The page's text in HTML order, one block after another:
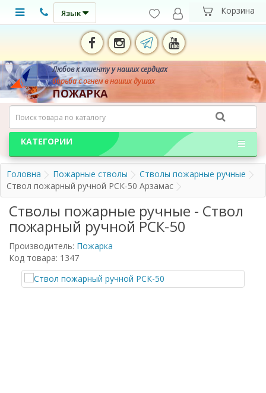
Язык
Любов к клиенту у наших сердцах
борьба с огнем в наших душах
ПОЖАРКА
КАТЕГОРИИ
Головна Пожарные стволы
Стволы пожарные ручные
Ствол пожарный ручной РСК-50 Арзамас
Стволы пожарные ручные - Ствол
пожарный ручной РСК-50
Производитель: Пожарка
Код товара: 1347